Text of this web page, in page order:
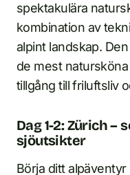
spektakulära
kombination av
alpint landskap.
de mest
tillgång till friluftsliv
Dag 1-2: Zürich –
sjöutsikter
Börja ditt